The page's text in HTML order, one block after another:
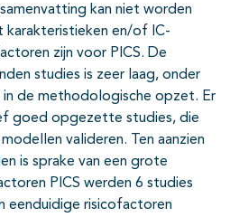
kan niet worden
en/of IC-
zijn voor PICS. De
studies is zeer laag, onder
de methodologische opzet. Er
goed opgezette studies, die
valideren. Ten aanzien
is sprake van een grote
PICS werden 6 studies
eenduidige risicofactoren